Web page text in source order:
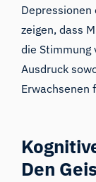
zeigen, dass
die Stimmung
Ausdruck
Erwachsenen
Den